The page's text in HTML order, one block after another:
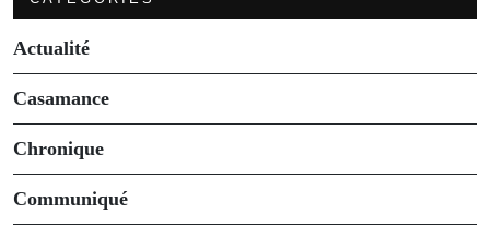
Actualité
Casamance
Chronique
Communiqué